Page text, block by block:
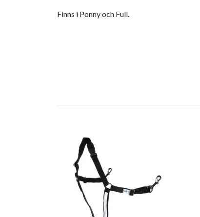
Finns i Ponny och Full.